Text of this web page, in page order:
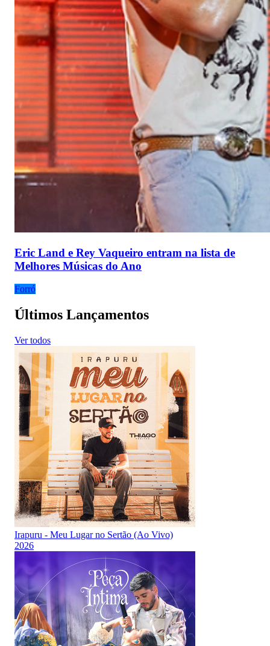
Eric Land e Rey Vaqueiro entram na lista de
Melhores Músicas do Ano
Forró
Últimos Lançamentos
Ver todos
Irapuru - Meu Lugar no Sertão (Ao Vivo)
2026